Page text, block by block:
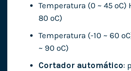
Temperatura (0 ~ 45 ºC)
80 ºC)
Temperatura (-10 ~ 60
~ 90 ºC)
Cortador automático: